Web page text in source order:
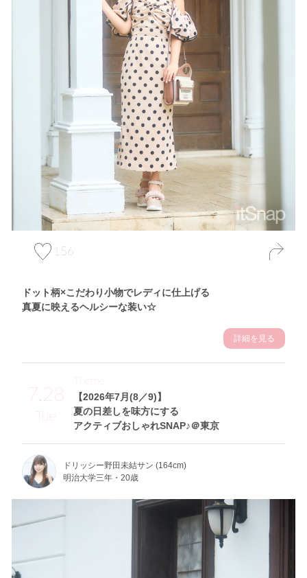
156
ドット柄×こだわり小物でレディに仕上げる
真夏に映えるヘルシーな装い☆
詳細を見る
7.28
Tue
【2026年7月(8／9)】
夏の日差しを味方にする
アクティブおしゃれSNAP♪＠東京
Theme
ドリッシー野田未結サン (164cm)
明治大学三年・20歳